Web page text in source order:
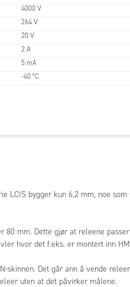
min.
4000 V
264 V
20 V
2 A
5 mA
-40 °C
LCIS bygger kun 6,2 mm, noe
80 mm. Dette gjør at releene
hvor det f.eks. er montert inn
skinnen. Det går ann å vende
uten at det påvirker målene.